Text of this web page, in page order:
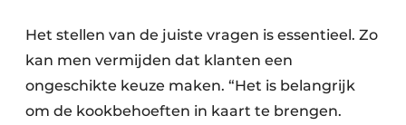
Het stellen van de juiste vragen is essentieel. Zo
kan men vermijden dat klanten een
ongeschikte keuze maken. “Het is belangrijk
om de kookbehoeften in kaart te brengen.